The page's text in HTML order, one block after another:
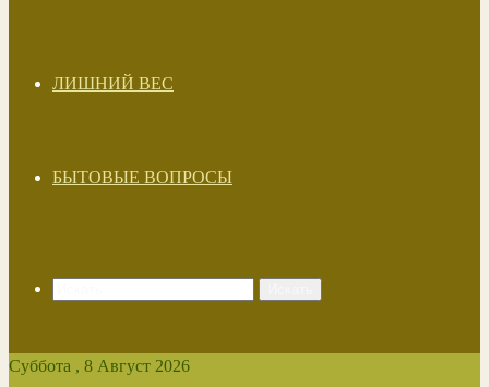
ЛИШНИЙ ВЕС
БЫТОВЫЕ ВОПРОСЫ
Суббота , 8 Август 2026